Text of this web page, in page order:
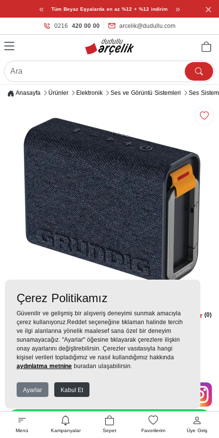
« Tüm Beyaz Eşyalarda en az %12 + %12 indirim » ×
0216 420 00 00 arcelik@dudullu.com
Menü Kampanyalar Sepet Favorilerim Üye Giriş
Anasayfa Ürünler Elektronik Ses ve Görüntü Sistemleri Ses
Jam 2 Blue Hoparlör (0)
1.599TL
178 TL x 9 Taksit =1.599 TL Ekstra İndirim %12 =1.407
EK GARANTİ
WHATSAPP SİPARİŞ
Çerez Politikamız
Güvenilir ve gelişmiş bir alışveriş deneyimi sunmak amacıyla
çerez kullanıyoruz.Reddet seçeneğine tıklaman halinde tercih
ve ilgi alanlarına yönelik maalesef sana özel bir deneyim
sunamayacağız. "Ayarlar" öğesine tıklayarak çerezlere ilişkin
onay ayarlarını değiştirebilirsin. Çerezler vasıtasıyla hangi
kişisel verileri topladığımız ve nasıl kullandığımız hakkında
aydınlatma metnine buradan ulaşabilirsin.
Ayarlar Kabul Et